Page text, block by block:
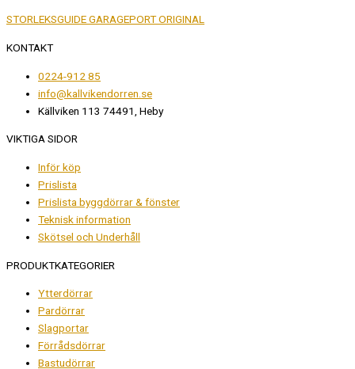
STORLEKSGUIDE GARAGEPORT ORIGINAL
KONTAKT
0224-912 85
info@kallvikendorren.se
Källviken 113 74491, Heby
VIKTIGA SIDOR
Inför köp
Prislista
Prislista byggdörrar & fönster
Teknisk information
Skötsel och Underhåll
PRODUKTKATEGORIER
Ytterdörrar
Pardörrar
Slagportar
Förrådsdörrar
Bastudörrar